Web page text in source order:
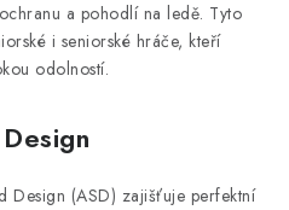
a pohodlí na ledě. Tyto
i seniorské hráče, kteří
odolností.
Design (ASD) zajišťuje perfektní